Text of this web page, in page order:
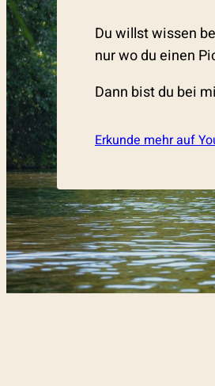
Du willst wissen
nur wo du einen
Dann bist du bei
Erkunde mehr auf